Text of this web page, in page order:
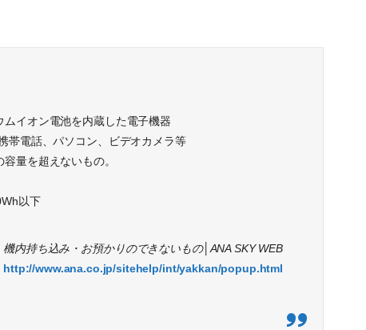
ムイオン電池を内蔵した電子機器
帯電話、パソコン、ビデオカメラ等
量を超えないもの。
以下
機内持ち込み・お預かりのできないもの│ANA SKY WEB
http://www.ana.co.jp/sitehelp/int/yakkan/popup.html